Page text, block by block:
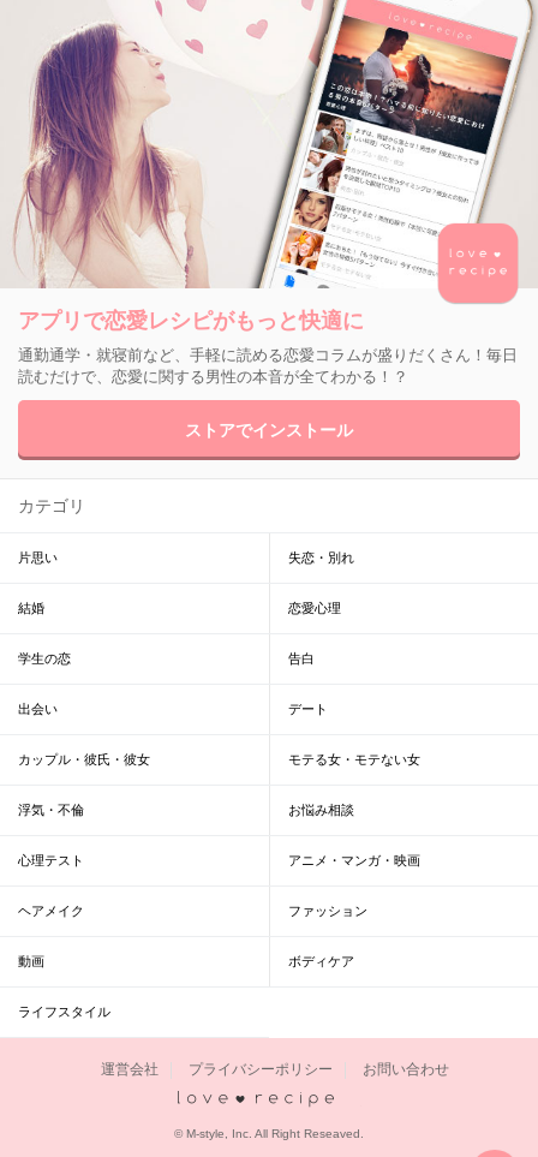
アプリで恋愛レシピがもっと快適に
通勤通学・就寝前など、手軽に読める恋愛コラムが盛りだくさん！毎日
読むだけで、恋愛に関する男性の本音が全てわかる！？
ストアでインストール
カテゴリ
片思い 失恋・別れ
結婚 恋愛心理
学生の恋 告白
出会い デート
カップル・彼氏・彼女 モテる女・モテない女
浮気・不倫 お悩み相談
心理テスト アニメ・マンガ・映画
ヘアメイク ファッション
動画 ボディケア
ライフスタイル
運営会社 プライバシーポリシー お問い合わせ
© M-style, Inc. All Right Reseaved.